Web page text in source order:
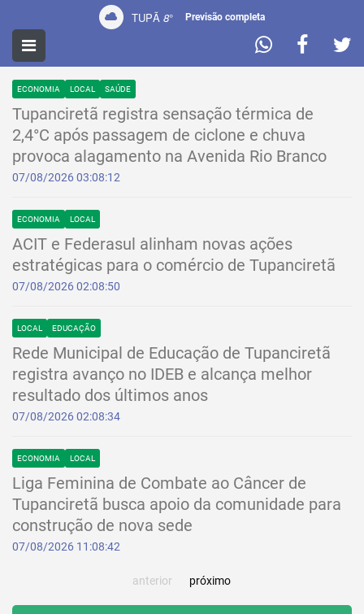
TUPÃ 8° Previsão completa
NOTÍCIAS
ECONOMIA LOCAL SAÚDE
Tupanciretã registra sensação térmica de
2,4°C após passagem de ciclone e chuva
provoca alagamento na Avenida Rio Branco
07/08/2026 03:08:12
ECONOMIA LOCAL
ACIT e Federasul alinham novas ações
estratégicas para o comércio de Tupanciretã
07/08/2026 02:08:50
LOCAL EDUCAÇÃO
Rede Municipal de Educação de Tupanciretã
registra avanço no IDEB e alcança melhor
resultado dos últimos anos
07/08/2026 02:08:34
ECONOMIA LOCAL
Liga Feminina de Combate ao Câncer de
Tupanciretã busca apoio da comunidade para
construção de nova sede
07/08/2026 11:08:42
anterior próximo